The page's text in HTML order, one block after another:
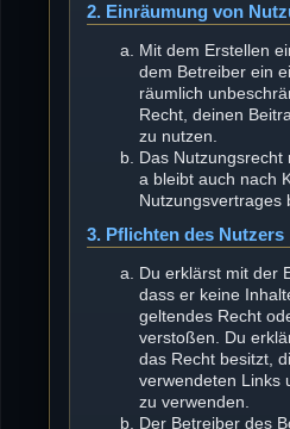
2. Einräumung von
Mit dem Erstellen
dem Betreiber ein
räumlich
Recht, deinen
zu nutzen.
Das Nutzungsrecht
a bleibt auch nach
Nutzungsvertrages
3. Pflichten des Nutzers
Du erklärst mit der
dass er keine
geltendes Recht
verstoßen. Du
das Recht besitzt,
verwendeten Links
zu verwenden.
Der Betreiber des